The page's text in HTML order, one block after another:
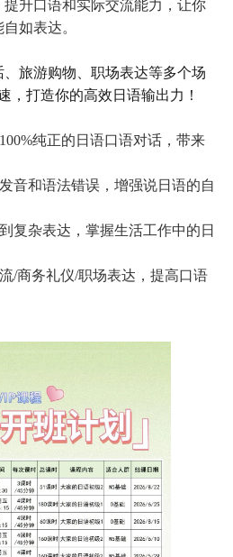
升口语和实际交流能力，让你
如表达。
旅游购物、职场表达等多个场
，打造你的高效日语输出力！
纯正的日语口语对话，带来
音和语法错误，增强说日语的自
复杂表达，掌握生活工作中的日
/商务礼仪/职场表达，提高口语